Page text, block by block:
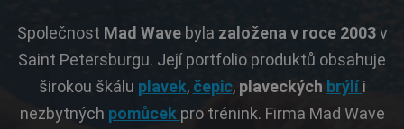
Společnost Mad Wavebyla založena v roce 2003v
Saint Petersburgu. Její portfolio produktů obsahuje
širokou škálu plavek, čepic, plaveckých brýlí i
nezbytných pomůcek pro trénink. Firma Mad Wave